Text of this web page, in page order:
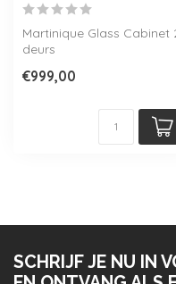
Martinique Glass Cabinet
deurs
€999,00
SCHRIJF JE NU IN